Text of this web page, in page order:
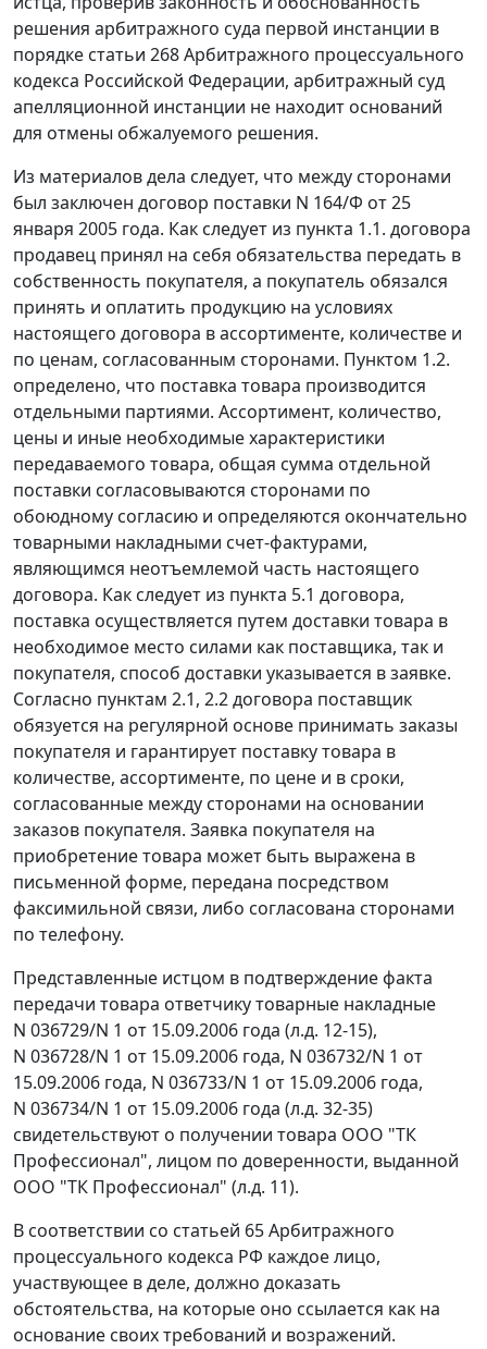
решения арбитражного суда первой инстанции в
порядке статьи 268Арбитражного процессуального
кодекса Российской Федерации, арбитражный суд
апелляционной инстанции не находит оснований
для отмены обжалуемого решения.
Из материалов дела следует, что между сторонами
был заключен договор поставки N 164/Ф от 25
января 2005 года. Как следует из пункта 1.1. договора
продавец принял на себя обязательства передать в
собственность покупателя, а покупатель обязался
принять и оплатить продукцию на условиях
настоящего договора в ассортименте, количестве и
по ценам, согласованным сторонами. Пунктом 1.2.
определено, что поставка товара производится
отдельными партиями. Ассортимент, количество,
цены и иные необходимые характеристики
передаваемого товара, общая сумма отдельной
поставки согласовываются сторонами по
обоюдному согласию и определяются окончательно
товарными накладными счет-фактурами,
являющимся неотъемлемой часть настоящего
договора. Как следует из пункта 5.1 договора,
поставка осуществляется путем доставки товара в
необходимое место силами как поставщика, так и
покупателя, способ доставки указывается в заявке.
Согласно пунктам 2.1, 2.2 договора поставщик
обязуется на регулярной основе принимать заказы
покупателя и гарантирует поставку товара в
количестве, ассортименте, по цене и в сроки,
согласованные между сторонами на основании
заказов покупателя. Заявка покупателя на
приобретение товара может быть выражена в
письменной форме, передана посредством
факсимильной связи, либо согласована сторонами
по телефону.
Представленные истцом в подтверждение факта
передачи товара ответчику товарные накладные
N 036729/N 1 от 15.09.2006 года (л.д. 12-15),
N 036728/N 1 от 15.09.2006 года, N 036732/N 1 от
15.09.2006 года, N 036733/N 1 от 15.09.2006 года,
N 036734/N 1 от 15.09.2006 года (л.д. 32-35)
свидетельствуют о получении товара ООО "ТК
Профессионал", лицом по доверенности, выданной
ООО "ТК Профессионал" (л.д. 11).
В соответствии со статьей 65Арбитражного
процессуального кодекса РФ каждое лицо,
участвующее в деле, должно доказать
обстоятельства, на которые оно ссылается как на
основание своих требований и возражений.